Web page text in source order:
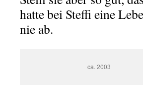
hatte bei Steffi eine
nie ab.
ca. 2003